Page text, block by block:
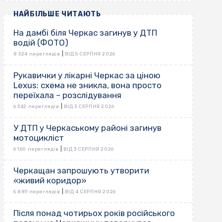
НАЙБІЛЬШЕ ЧИТАЮТЬ
На дамбі біля Черкас загинув у ДТП
водій (ФОТО)
8 324 переглядів ВІД 5 СЕРПНЯ 2026
Рукавички у лікарні Черкас за ціною
Lexus: схема не зникла, вона просто
переїхала – розслідування
6 342 переглядів ВІД 3 СЕРПНЯ 2026
У ДТП у Черкаському районі загинув
мотоцикліст
6 160 переглядів ВІД 3 СЕРПНЯ 2026
Черкащан запрошують утворити
«живий коридор»
5 889 переглядів ВІД 4 СЕРПНЯ 2026
Після понад чотирьох років російського